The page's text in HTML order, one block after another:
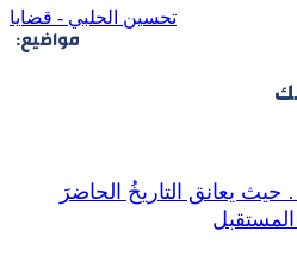
تحسين الحلبي - قضايا
مواضيع:
يعانق التاريخُ الحاضرَ